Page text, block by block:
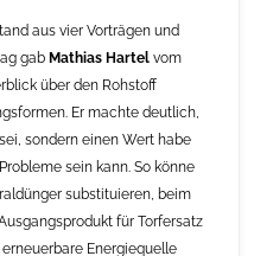
aus vier Vorträgen und
gab Mathias Hartelvom
über den Rohstoff
Er machte deutlich,
sondern einen Wert habe
sein kann. So könne
substituieren, beim
für Torfersatz
Energiequelle